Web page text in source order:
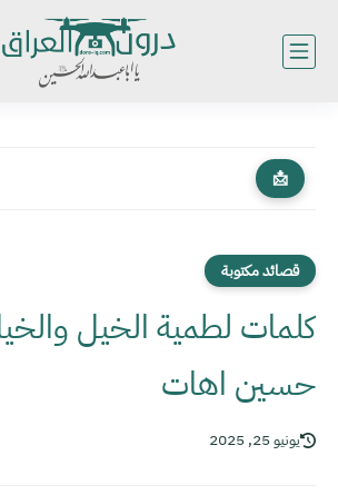
📩
قصائد مكتوبة
كلمات لطمية الخيل
حسين اهات
يونيو 25, 2025